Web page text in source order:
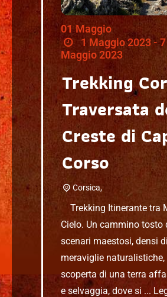
01 Maggio
1 Maggio 2023 - 7
Maggio 2023
Trekking
Traversata
Creste di
Corso
Corsica,
Trekking Itinerante tra
Cielo. Un cammino tosto
scenari maestosi, densi
meraviglie naturalistiche,
scoperta di una terra
e selvaggia, dove si ...